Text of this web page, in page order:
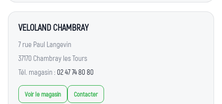
VELOLAND CHAMBRAY
7 rue Paul Langevin
37170 Chambray les Tours
Tél. magasin : 02 47 74 80 80
Voir le magasin Contacter